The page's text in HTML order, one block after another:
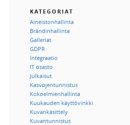
KATEGORIAT
Aineistonhallinta
Brändinhallinta
Galleriat
GDPR
Integraatio
IT osasto
Julkaisut
Kasvojentunnistus
Kokoelmienhallinta
Kuukauden käyttövinkki
Kuvankäsittely
Kuvantunnistus